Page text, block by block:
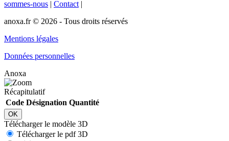
sommes-nous | Contact |
anoxa.fr © 2026 - Tous droits réservés
Mentions légales
Données personnelles
Anoxa
Récapitulatif
Code Désignation Quantité
OK
Télécharger le modèle 3D
Télécharger le pdf 3D